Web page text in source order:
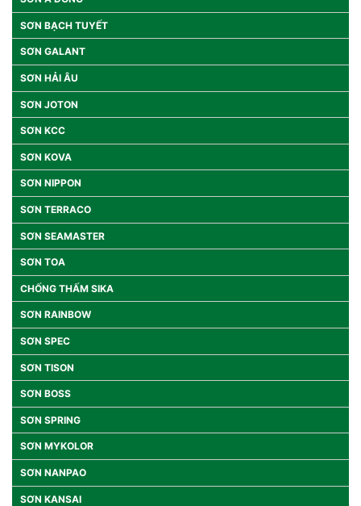
SƠN BẠCH TUYẾT
SƠN GALANT
SƠN HẢI ÂU
SƠN JOTON
SƠN KCC
SƠN KOVA
SƠN NIPPON
SƠN TERRACO
SƠN SEAMASTER
SƠN TOA
CHỐNG THẤM SIKA
SƠN RAINBOW
SƠN SPEC
SƠN TISON
SƠN BOSS
SƠN SPRING
SƠN MYKOLOR
SƠN NANPAO
SƠN KANSAI